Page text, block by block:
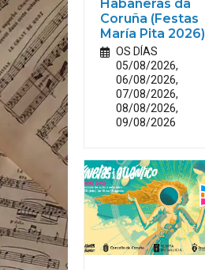
Habaneras da
Coruña (Festas
María Pita 2026)
OS DÍAS
05/08/2026,
06/08/2026,
07/08/2026,
08/08/2026,
09/08/2026